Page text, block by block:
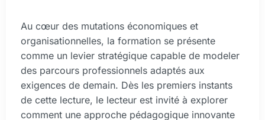
Au cœur des mutations économiques et
organisationnelles, la formation se présente
comme un levier stratégique capable de modeler
des parcours professionnels adaptés aux
exigences de demain. Dès les premiers instants
de cette lecture, le lecteur est invité à explorer
comment une approche pédagogique innovante